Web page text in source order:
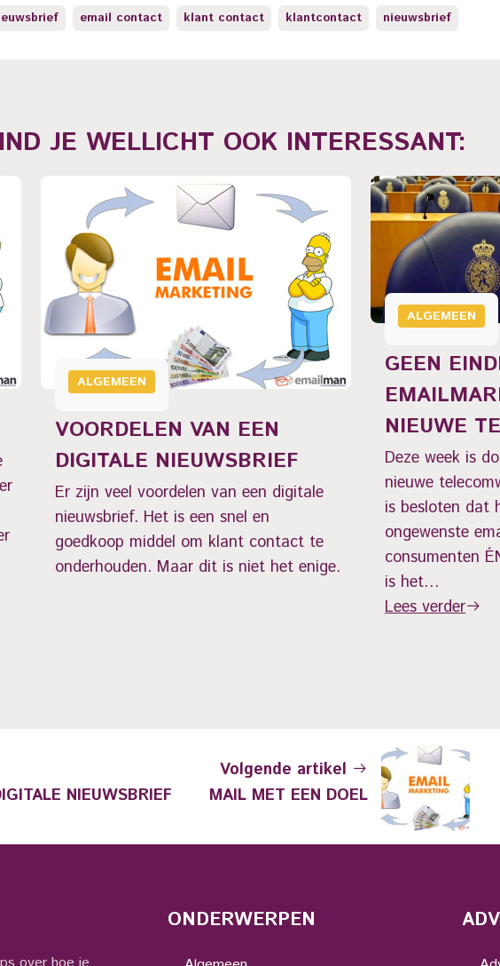
email contact klant contact klantcontact nieuwsbrief
JE WELLICHT OOK INTERESSANT:
ALGEMEEN
VOORDELEN VAN EEN
DIGITALE NIEUWSBRIEF
Er zijn veel voordelen van een digitale
nieuwsbrief. Het is een snel en
goedkoop middel om klant contact te
onderhouden. Maar dit is niet het enige.
ALGEMEEN
GEEN
NIEUWE
Deze week is
nieuwe
is besloten dat
ongewenste
consumenten
is het…
Lees verder
NIEUWSBRIEF
Volgende artikel
MAIL MET EEN DOEL
ONDERWERPEN